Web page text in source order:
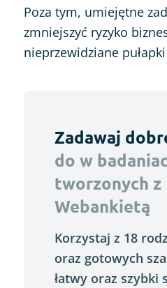
Poza tym, umiejętne
zmniejszyć ryzyko
nieprzewidziane
Zadawaj
do w
tworzonych z
Webankietą
Korzystaj z 18
oraz gotowych
łatwy oraz szybki